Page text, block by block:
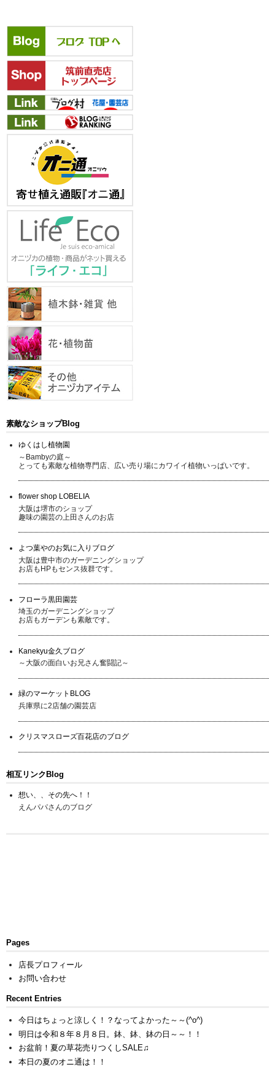
素敵なショップBlog
ゆくはし植物園
～Bambyの庭～
とっても素敵な植物専門店、広い売り場にカワイイ植物いっぱいです。
flower shop LOBELIA
大阪は堺市のショップ
趣味の園芸の上田さんのお店
よつ葉やのお気に入りブログ
大阪は豊中市のガーデニングショップ
お店もHPもセンス抜群です。
フローラ黒田園芸
埼玉のガーデニングショップ
お店もガーデンも素敵です。
Kanekyu金久ブログ
～大阪の面白いお兄さん奮闘記～
緑のマーケットBLOG
兵庫県に2店舗の園芸店
クリスマスローズ百花店のブログ
相互リンクBlog
想い、、その先へ！！
えんパパさんのブログ
Pages
店長プロフィール
お問い合わせ
Recent Entries
今日はちょっと涼しく！？なってよかった～～(^o^)
明日は令和８年８月８日。鉢、鉢、鉢の日～～！！
お盆前！夏の草花売りつくしSALE♫
本日の夏のオニ通は！！